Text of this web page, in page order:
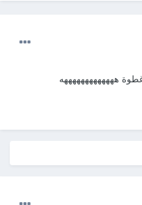
هههههههههههههه